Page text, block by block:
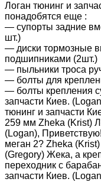
Логан тюнинг и
понадобятся еще :
— супорты задние
шт.)
— диски тормозные
подшипниками (2шт.)
— пыльники троса
— болты для
— болты крепления
запчасти Киев.
тюнинг и запчасти
259 мм Zheka (Krist)
(Logan),
меган 2? Zheka
(Gregory) Жека, а
переходник с
запчасти Киев.